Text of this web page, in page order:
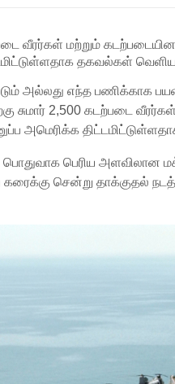
வீரர்கள் மற்றும்
தகவல்கள்
அல்லது எந்த பணிக்காக
சுமார் 2,500 கடற்படை
அமெரிக்க
பெரிய அளவிலான
கரைக்கு சென்று தாக்குதல்